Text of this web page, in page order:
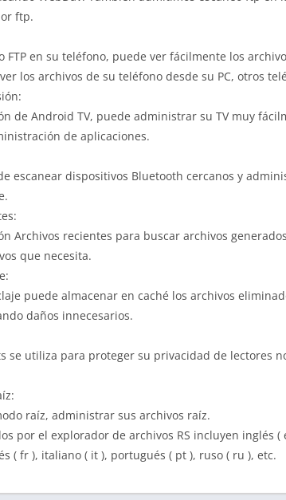
ftp.
FTP en su teléfono, puede ver fácilmente los
los archivos de su teléfono desde su PC, otros
de Android TV, puede administrar su TV muy
de aplicaciones.
escanear dispositivos Bluetooth cercanos y
Archivos recientes para buscar archivos
que necesita.
puede almacenar en caché los archivos
daños innecesarios.
se utiliza para proteger su privacidad de lectores
raíz, administrar sus archivos raíz.
por el explorador de archivos RS incluyen inglés (
( fr ), italiano ( it ), portugués ( pt ), ruso ( ru ), etc.